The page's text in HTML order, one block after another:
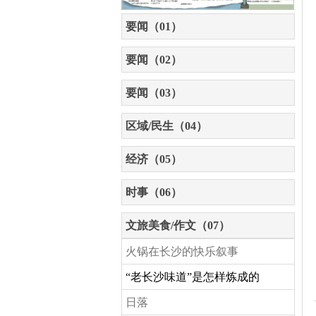
要闻（01）
要闻（02）
要闻（03）
区域/民生（04）
经济（05）
时事（06）
文旅美食/作文（07）
火锅在长沙的快乐叙事
“老长沙味道”是怎样炼成的
日落